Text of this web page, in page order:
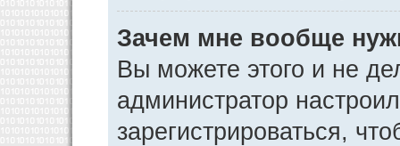
Зачем мне вообще
Вы можете этого и не
администратор
зарегистрироваться,